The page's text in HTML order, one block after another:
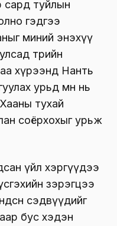
сард туйлын
гэдгээ
миний энэхүү
төрийн
хүрээнд Нанть
урьд өмнө нь
тухай
соёрхохыг урьж
үйл хэргүүдээ
зэрэгцээ
сэдвүүдийг
бус хэдэн